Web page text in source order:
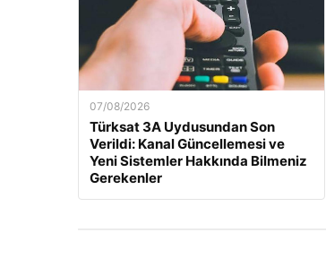
07/08/2026
Türksat 3A Uydusundan Son
Verildi: Kanal Güncellemesi ve
Yeni Sistemler Hakkında Bilmeniz
Gerekenler